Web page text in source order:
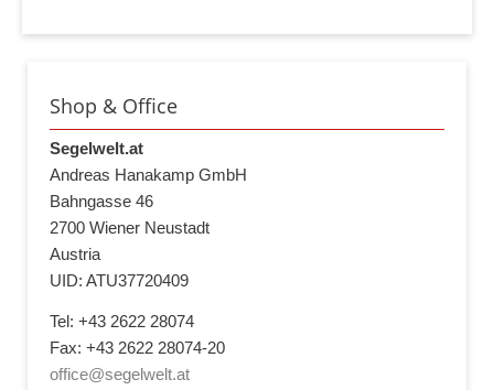
Shop & Office
Segelwelt.at
Andreas Hanakamp GmbH
Bahngasse 46
2700 Wiener Neustadt
Austria
UID: ATU37720409
Tel: +43 2622 28074
Fax: +43 2622 28074-20
office@segelwelt.at